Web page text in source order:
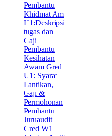
Pembantu
Khidmat Am
H1:Deskripsi
tugas dan
Gaji
Pembantu
Kesihatan
Awam Gred
U1: Syarat
Lantikan,
Gaji &
Permohonan
Pembantu
Juruaudit
Gred W1